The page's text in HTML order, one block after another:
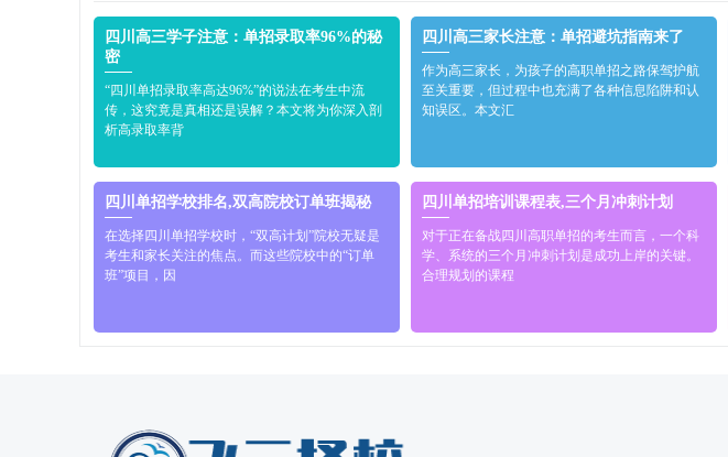
四川高三学子注意：单招录取率96%的秘
密
“四川单招录取率高达96%”的说法在考生中流
传，这究竟是真相还是误解？本文将为你深入剖
析高录取率背
四川高三家长注意：单招避坑指南来了
作为高三家长，为孩子的高职单招之路保驾护航
至关重要，但过程中也充满了各种信息陷阱和认
知误区。本文汇
四川单招学校排名,双高院校订单班揭秘
在选择四川单招学校时，“双高计划”院校无疑是
考生和家长关注的焦点。而这些院校中的“订单
班”项目，因
四川单招培训课程表,三个月冲刺计划
对于正在备战四川高职单招的考生而言，一个科
学、系统的三个月冲刺计划是成功上岸的关键。
合理规划的课程